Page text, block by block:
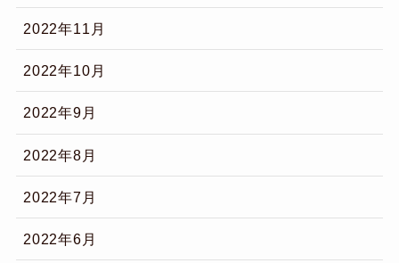
2022年11月
2022年10月
2022年9月
2022年8月
2022年7月
2022年6月